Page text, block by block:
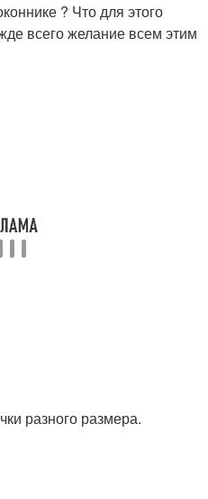
? Что для этого
всего желание всем этим
разного размера.